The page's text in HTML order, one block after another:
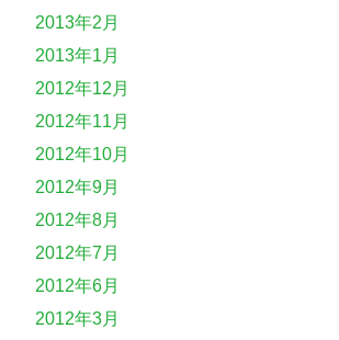
2013年2月
2013年1月
2012年12月
2012年11月
2012年10月
2012年9月
2012年8月
2012年7月
2012年6月
2012年3月